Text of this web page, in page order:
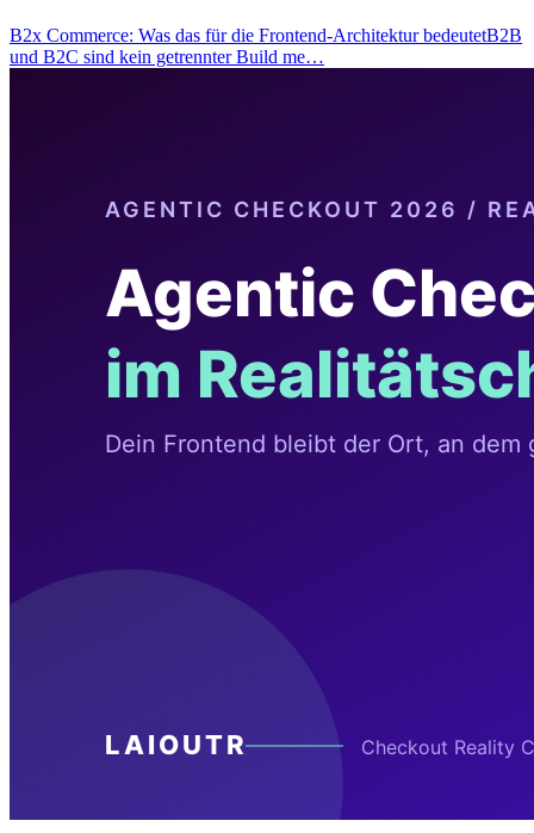
B2x Commerce: Was das für die Frontend-Architektur bedeutetB2B
und B2C sind kein getrennter Build me…